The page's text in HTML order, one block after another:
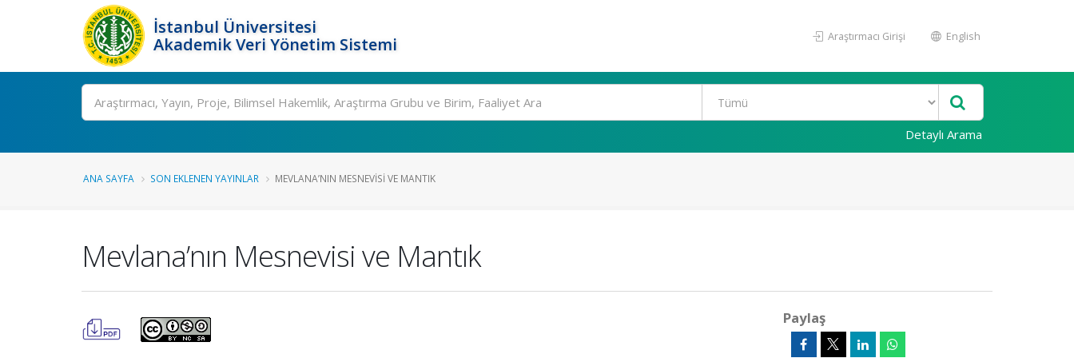
İstanbul Üniversitesi
Akademik Veri Yönetim Sistemi
Araştırmacı Girişi English
Ara
Detaylı Arama
ANA SAYFA SON EKLENEN YAYINLAR MEVLANA’NIN MESNEVISI VE MANTIK
Mevlana’nın Mesnevisi ve Mantık
Paylaş